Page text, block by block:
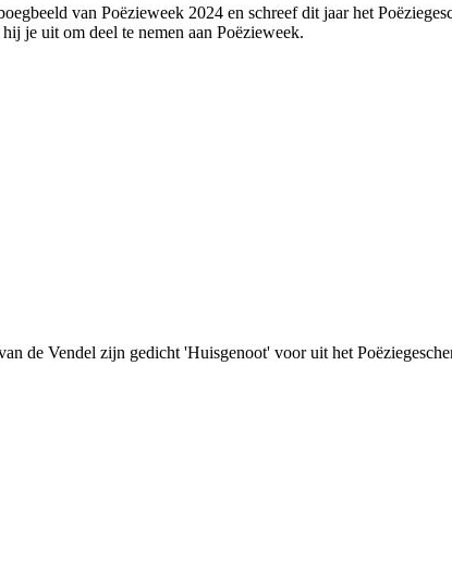
van Poëzieweek 2024 en schreef dit jaar het
je uit om deel te nemen aan Poëzieweek.
de Vendel zijn gedicht 'Huisgenoot' voor uit het